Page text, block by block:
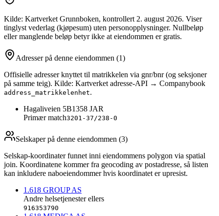
Kilde: Kartverket Grunnboken, kontrollert 2. august 2026. Viser
tinglyst vederlag (kjøpesum) uten personopplysninger. Nullbeløp
eller manglende beløp betyr ikke at eiendommen er gratis.
Adresser på denne eiendommen (1)
Offisielle adresser knyttet til matrikkelen via gnr/bnr (og seksjoner
på samme teig). Kilde: Kartverket adresse-API → Companybook
address_matrikkelenhet.
Hagaliveien 5B1358 JAR
Primær match3201-37/238-0
Selskaper på denne eiendommen (3)
Selskap-koordinater funnet inni eiendommens polygon via spatial
join. Koordinatene kommer fra geocoding av postadresse, så listen
kan inkludere naboeiendommer hvis koordinatet er upresist.
1.618 GROUP AS
Andre helsetjenester ellers
916353790